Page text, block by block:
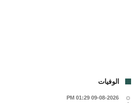
الوفيات
09-08-2026 01:29 PM